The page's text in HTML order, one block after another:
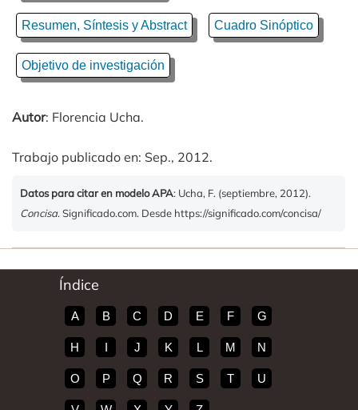
Resumen, Síntesis y Abstract Cuadro Sinóptico
Objetivo de investigación
Autor: Florencia Ucha.
Trabajo publicado en: Sep., 2012.
Datos para citar en modelo APA: Ucha, F. (septiembre, 2012).
Concisa. Significado.com. Desde https://significado.com/concisa/
Índice
A B C D E F G
H I J K L M N
O P Q R S T U